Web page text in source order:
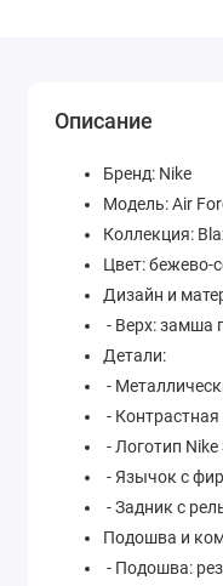
Описание
Бренд: Nike
Модель: Air
Коллекция:
Цвет: бежево-
Дизайн и
- Верх: замша
Детали:
-
- Контрастная
- Логотип
- Язычок с
- Задник с
Подошва и
- Подошва: